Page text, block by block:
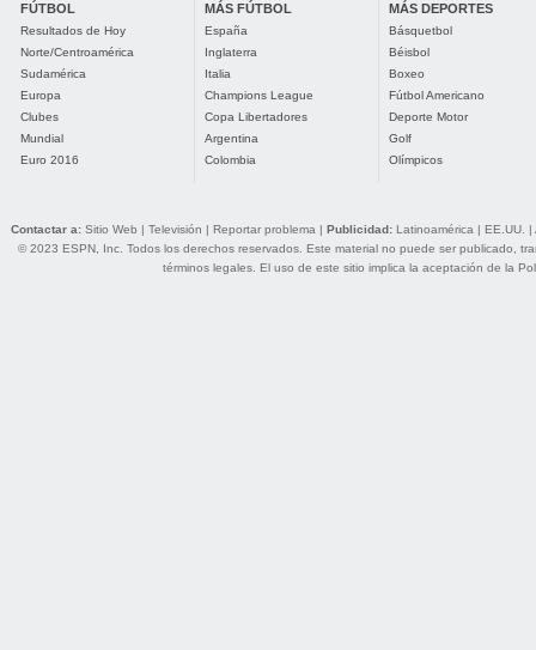
FÚTBOL
Resultados de Hoy
Norte/Centroamérica
Sudamérica
Europa
Clubes
Mundial
Euro 2016
MÁS FÚTBOL
España
Inglaterra
Italia
Champions League
Copa Libertadores
Argentina
Colombia
MÁS DEPORTES
Básquetbol
Béisbol
Boxeo
Fútbol Americano
Deporte Motor
Golf
Olímpicos
Contactar a: Sitio Web | Televisión | Reportar problema | Publicidad: Latinoamérica | EE.UU. |
© 2023 ESPN, Inc. Todos los derechos reservados. Este material no puede ser publicado,
términos legales. El uso de este sitio implica la aceptación de la